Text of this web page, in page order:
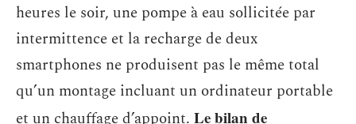
heures le soir, une pompe à eau sollicitée par
intermittence et la recharge de deux
smartphones ne produisent pas le même total
qu’un montage incluant un ordinateur portable
et un chauffage d’appoint. Le bilan de